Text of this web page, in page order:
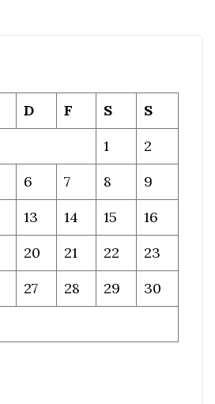
D F S
S
1
2
6 7 8
9
13 14 15
16
20 21 22
23
27 28 29
30